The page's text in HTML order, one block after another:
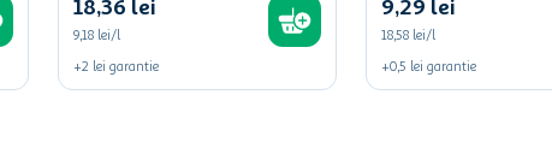
18,36 lei
9,18 lei/l
+2 lei garantie
9,29 lei
18,58 lei/l
+0,5 lei garantie